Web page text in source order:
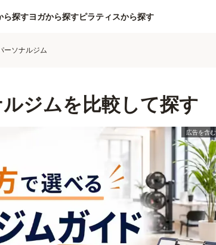
ら探すヨガから探すピラティスから探す
ーソナルジム
ジムを比較して探す